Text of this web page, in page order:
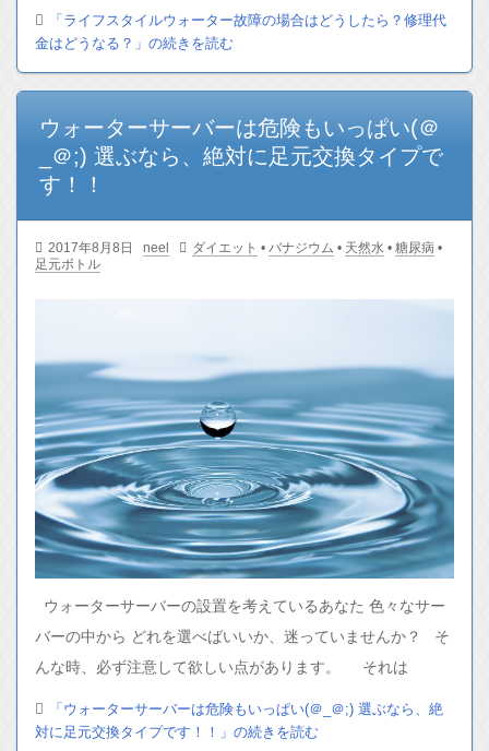
「ライフスタイルウォーター故障の場合はどうしたら？修理代
金はどうなる？」の続きを読む
ウォーターサーバーは危険もいっぱい(＠
_＠;) 選ぶなら、絶対に足元交換タイプで
す！！
2017年8月8日 neel ダイエット • バナジウム • 天然水 • 糖尿病 •
足元ボトル
ウォーターサーバーの設置を考えているあなた 色々なサー
バーの中から どれを選べばいいか、迷っていませんか？ そ
んな時、必ず注意して欲しい点があります。 それは
「ウォーターサーバーは危険もいっぱい(＠_＠;) 選ぶなら、絶
対に足元交換タイプです！！」の続きを読む